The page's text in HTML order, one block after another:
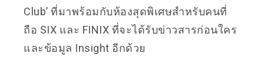
Club’ ที่มาพร้อมกับห้องสุดพิเศษสำหรับคนที่
ถือ SIX และ FINIX ที่จะได้รับข่าวสารก่อนใคร
และข้อมูล Insight อีกด้วย